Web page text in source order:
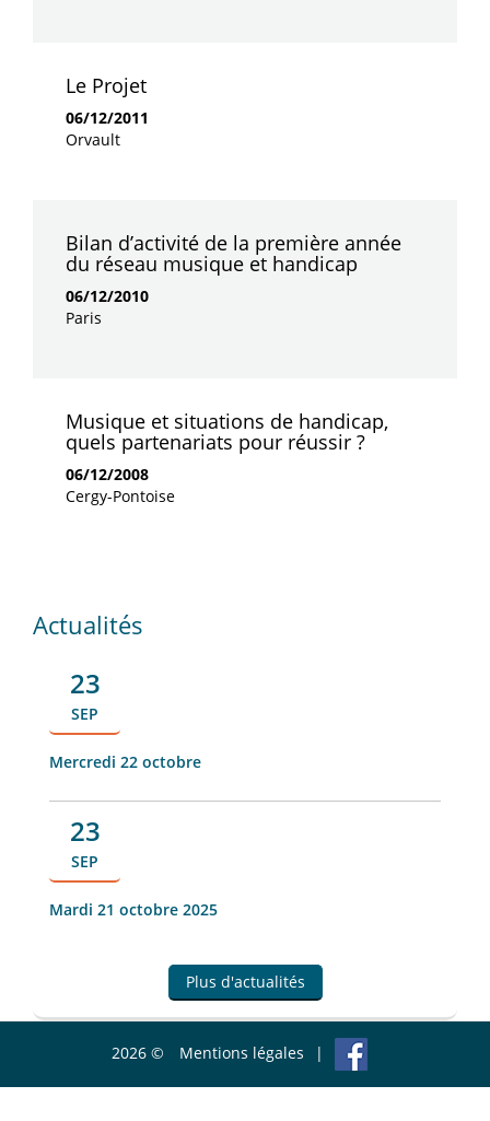
Le Projet
06/12/2011
Orvault
Bilan d’activité de la première année
du réseau musique et handicap
06/12/2010
Paris
Musique et situations de handicap,
quels partenariats pour réussir ?
06/12/2008
Cergy-Pontoise
Actualités
23
SEP
Mercredi 22 octobre
23
SEP
Mardi 21 octobre 2025
Plus d'actualités
2026 © Mentions légales |